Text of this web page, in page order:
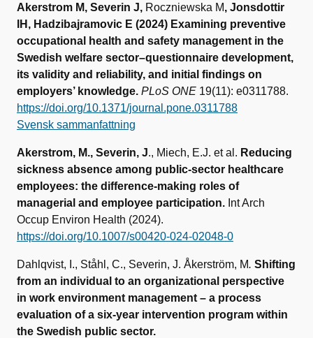
Akerstrom M, Severin J, Roczniewska M, Jonsdottir
IH, Hadzibajramovic E (2024) Examining preventive
occupational health and safety management in the
Swedish welfare sector–questionnaire development,
its validity and reliability, and initial findings on
employers’ knowledge. PLoS ONE 19(11): e0311788.
https://doi.org/10.1371/journal.pone.0311788
Svensk sammanfattning
Akerstrom, M., Severin, J., Miech, E.J. et al. Reducing
sickness absence among public-sector healthcare
employees: the difference-making roles of
managerial and employee participation. Int Arch
Occup Environ Health (2024).
https://doi.org/10.1007/s00420-024-02048-0
Dahlqvist, I., Ståhl, C., Severin, J. Åkerström, M. Shifting
from an individual to an organizational perspective
in work environment management – a process
evaluation of a six-year intervention program within
the Swedish public sector.